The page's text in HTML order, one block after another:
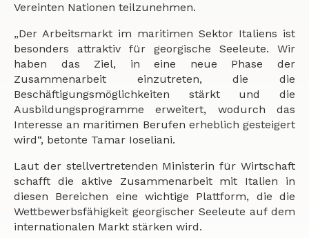
Vereinten Nationen teilzunehmen.
„Der Arbeitsmarkt im maritimen Sektor Italiens ist
besonders attraktiv für georgische Seeleute. Wir
haben das Ziel, in eine neue Phase der
Zusammenarbeit einzutreten, die die
Beschäftigungsmöglichkeiten stärkt und die
Ausbildungsprogramme erweitert, wodurch das
Interesse an maritimen Berufen erheblich gesteigert
wird“, betonte Tamar Ioseliani.
Laut der stellvertretenden Ministerin für Wirtschaft
schafft die aktive Zusammenarbeit mit Italien in
diesen Bereichen eine wichtige Plattform, die die
Wettbewerbsfähigkeit georgischer Seeleute auf dem
internationalen Markt stärken wird.